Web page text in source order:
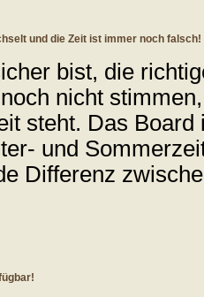
und die Zeit ist immer noch falsch!
bist, die
nicht
steht. Das
und
Differenz